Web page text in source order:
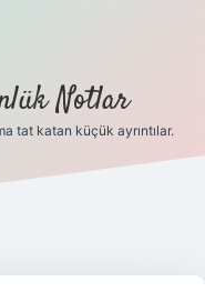
Notlar
tat katan küçük ayrıntılar.